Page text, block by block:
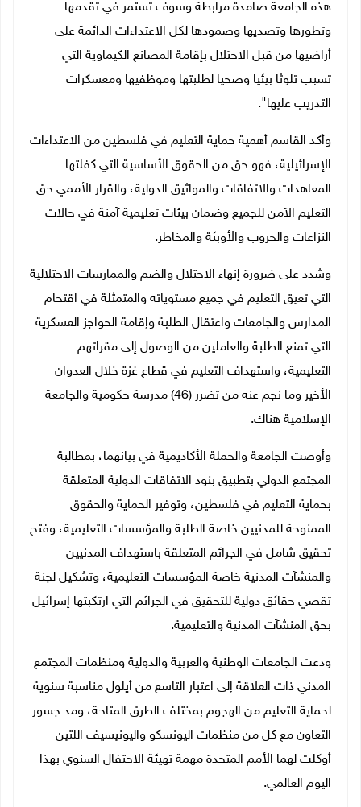
هذه الجامعة صامدة مرابطة وسوف تستمر في تقدمها
وتطورها وتصديها وصمودها لكل الاعتداءات الدائمة على
أراضيها من قبل الاحتلال بإقامة المصانع الكيماوية التي
تسبب تلوثا بيئيا وصحيا لطلبتها وموظفيها ومعسكرات
التدريب عليها".
وأكد القاسم أهمية حماية التعليم في فلسطين من الاعتداءات
الإسرائيلية، فهو حق من الحقوق الأساسية التي كفلتها
المعاهدات والاتفاقات والمواثيق الدولية، والقرار الأممي حق
التعليم الآمن للجميع وضمان بيئات تعليمية آمنة في حالات
النزاعات والحروب والأوبئة والمخاطر.
وشدد على ضرورة إنهاء الاحتلال والضم والممارسات الاحتلالية
التي تعيق التعليم في جميع مستوياته والمتمثلة في اقتحام
المدارس والجامعات واعتقال الطلبة وإقامة الحواجز العسكرية
التي تمنع الطلبة والعاملين من الوصول إلى مقراتهم
التعليمية، واستهداف التعليم في قطاع غزة خلال العدوان
الأخير وما نجم عنه من تضرر (46) مدرسة حكومية والجامعة
الإسلامية هناك.
وأوصت الجامعة والحملة الأكاديمية في بيانهما، بمطالبة
المجتمع الدولي بتطبيق بنود الاتفاقات الدولية المتعلقة
بحماية التعليم في فلسطين، وتوفير الحماية والحقوق
الممنوحة للمدنيين خاصة الطلبة والمؤسسات التعليمية، وفتح
تحقيق شامل في الجرائم المتعلقة باستهداف المدنيين
والمنشآت المدنية خاصة المؤسسات التعليمية، وتشكيل لجنة
تقصي حقائق دولية للتحقيق في الجرائم التي ارتكبتها إسرائيل
بحق المنشآت المدنية والتعليمية.
ودعت الجامعات الوطنية والعربية والدولية ومنظمات المجتمع
المدني ذات العلاقة إلى اعتبار التاسع من أيلول مناسبة سنوية
لحماية التعليم من الهجوم بمختلف الطرق المتاحة، ومد جسور
التعاون مع كل من منظمات اليونسكو واليونيسيف اللتين
أوكلت لهما الأمم المتحدة مهمة تهيئة الاحتفال السنوي بهذا
اليوم العالمي.